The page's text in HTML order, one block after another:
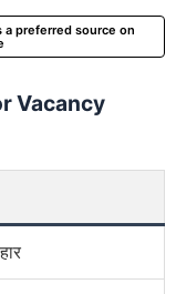
a preferred source on
Vacancy